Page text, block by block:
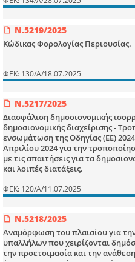
Ν.5219/2025
Κώδικας Φορολογίας Περιουσίας.
ΦΕΚ: 130/Α/18.07.2025
Ν.5217/2025
Διασφάλιση δημοσιονομικής
δημοσιονομικής διαχείρισης -
ενσωμάτωση της Οδηγίας (ΕΕ)
Απριλίου 2024 για την
με τις απαιτήσεις για τα
και λοιπές διατάξεις.
ΦΕΚ: 120/Α/11.07.2025
Ν.5218/2025
Αναμόρφωση του πλαισίου για
υπαλλήλων που χειρίζονται
την προετοιμασία και την